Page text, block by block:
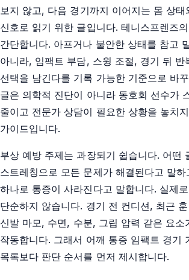
보지 않고, 다음 경기까지 이어지는 몸 상태
신호로 읽기 위한 글입니다. 테니스프렌즈
간단합니다. 아프거나 불안한 상태를 참고
아니라, 임팩트 부담, 스윙 조절, 경기 뒤 반
선택을 남긴다를 기록 가능한 기준으로 바
글은 의학적 진단이 아니라 동호회 선수가
줄이고 전문가 상담이 필요한 상황을 놓치
가이드입니다.
부상 예방 주제는 과장되기 쉽습니다. 어떤
스트레칭으로 모든 문제가 해결된다고 말
하나로 통증이 사라진다고 말합니다. 실제
단순하지 않습니다. 경기 전 컨디션, 최근
신발 마모, 수면, 수분, 그립 압력 같은 요소
작동합니다. 그래서 어깨 통증 임팩트 경기
목록보다 판단 순서를 먼저 제시합니다.